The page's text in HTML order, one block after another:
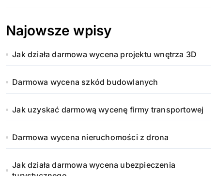
n
i
o
w
a
n
i
e
Najowsze wpisy
Jak działa darmowa wycena projektu wnętrza 3D
Darmowa wycena szkód budowlanych
Jak uzyskać darmową wycenę firmy transportowej
Darmowa wycena nieruchomości z drona
Jak działa darmowa wycena ubezpieczenia